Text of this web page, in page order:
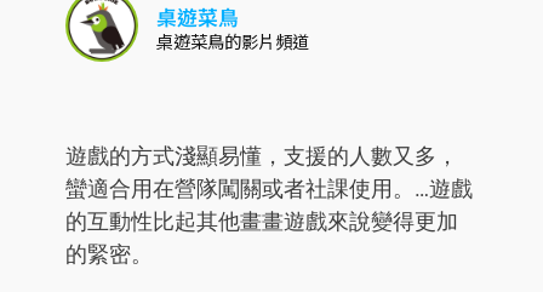
桌遊菜鳥
桌遊菜鳥的影片頻道
遊戲的方式淺顯易懂，支援的人數又多，
蠻適合用在營隊闖關或者社課使用。…遊戲
的互動性比起其他畫畫遊戲來說變得更加
的緊密。